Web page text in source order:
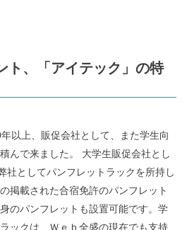
ト、「アイテック」の特
以上、販促会社として、また学生向
んで来ました。 大学生販促会社とし
社としてパンフレットラックを所持し
掲載された合宿免許のパンフレット
のパンフレットも設置可能です。学
ックは、Ｗｅｂ全盛の現在でも支持